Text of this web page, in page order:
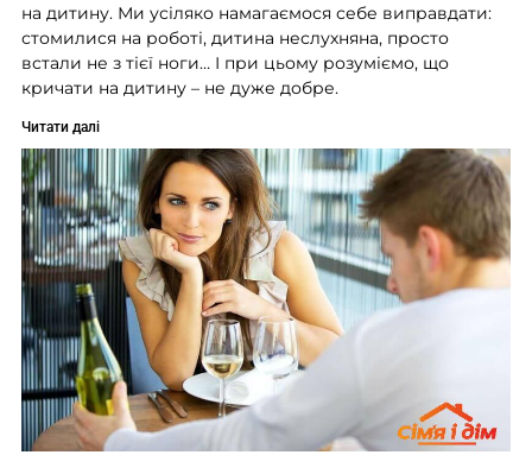
на дитину. Ми усіляко намагаємося себе виправдати:
стомилися на роботі, дитина неслухняна, просто
встали не з тієї ноги… І при цьому розуміємо, що
кричати на дитину – не дуже добре.
Читати далі